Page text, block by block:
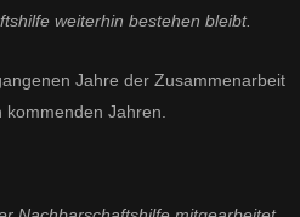
weiterhin bestehen bleibt.
Jahre der Zusammenarbeit
Jahren.